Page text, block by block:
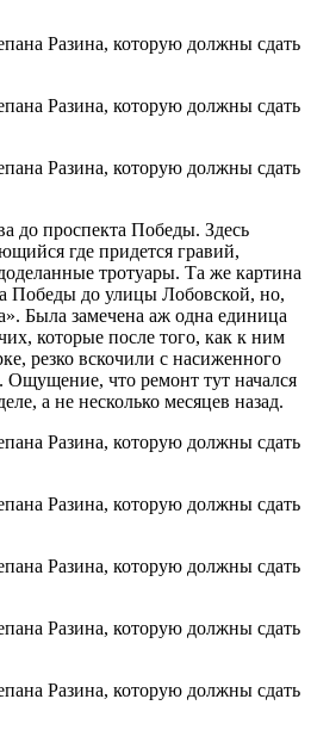
до проспекта Победы. Здесь
где придется гравий,
тротуары. Та же картина
Победы до улицы Лобовской, но,
Была замечена аж одна единица
которые после того, как к ним
резко вскочили с насиженного
Ощущение, что ремонт тут начался
а не несколько месяцев назад.